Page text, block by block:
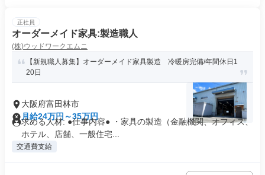
正社員
オーダーメイド家具:製造職人
(株)ウッドワークエムニ
【新規職人募集】オーダーメイド家具製造 冷暖房完備/年間休日1
20日
大阪府富田林市
月給24万円～35万円
求める人材: ●仕事内容● ・家具の製造（金融機関、オフィス、
ホテル、店舗、一般住宅...
交通費支給